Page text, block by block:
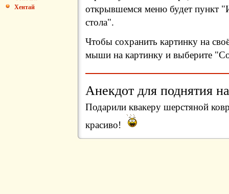
Хентай
открывшемся меню будет пункт
стола".
Чтобы сохранить картинку на
мыши на картинку и выберите
Анекдот для поднятия
Подарили квакеру шерстяной
красиво!